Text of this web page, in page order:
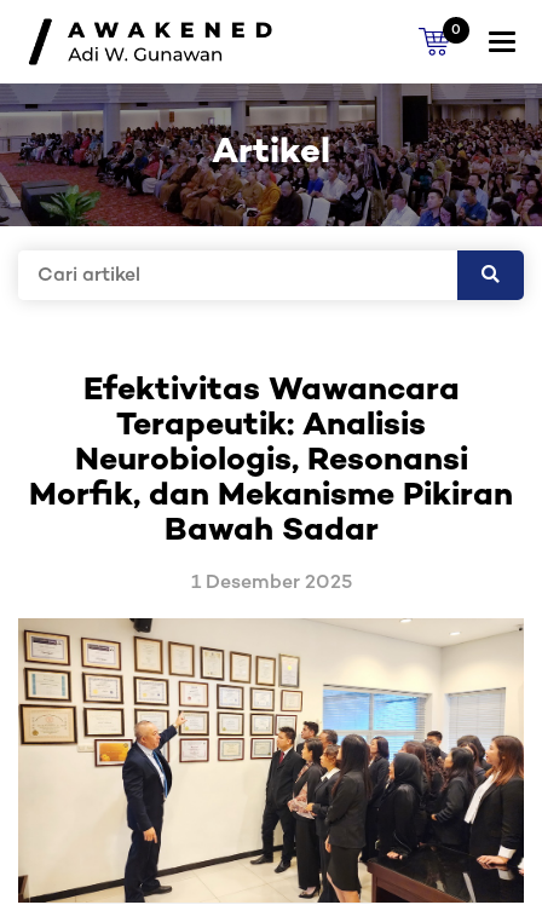
0
Artikel
Efektivitas Wawancara
Terapeutik: Analisis
Neurobiologis, Resonansi
Morfik, dan Mekanisme Pikiran
Bawah Sadar
1 Desember 2025